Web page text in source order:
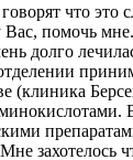
что это
помочь
долго
(клиника
захотелось